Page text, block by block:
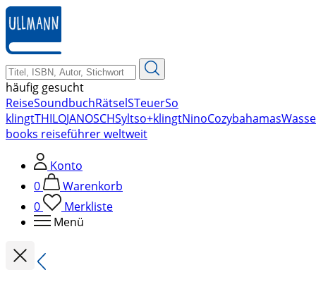
zum
Hauptinhalt
springen
häufig gesucht
ReiseSoundbuchRätselSTeuerSo
klingtTHILOJANOSCHSyltso+klingtNinoCozybahamas
books reiseführer weltweit
Konto
0
Warenkorb
0
Merkliste
Menü